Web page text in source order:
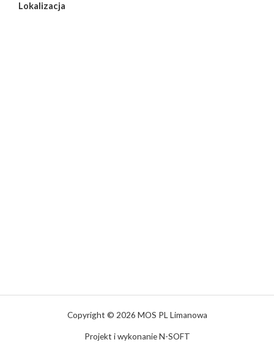
Lokalizacja
Copyright © 2026 MOS PL Limanowa
Projekt i wykonanie N-SOFT